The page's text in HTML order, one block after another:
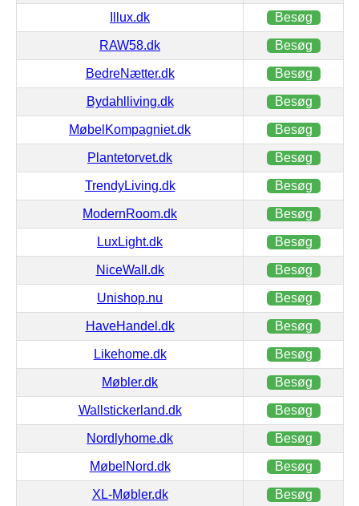
Illux.dk Besøg
RAW58.dk Besøg
BedreNætter.dk Besøg
Bydahlliving.dk Besøg
MøbelKompagniet.dk Besøg
Plantetorvet.dk Besøg
TrendyLiving.dk Besøg
ModernRoom.dk Besøg
LuxLight.dk Besøg
NiceWall.dk Besøg
Unishop.nu Besøg
HaveHandel.dk Besøg
Likehome.dk Besøg
Møbler.dk Besøg
Wallstickerland.dk Besøg
Nordlyhome.dk Besøg
MøbelNord.dk Besøg
XL-Møbler.dk Besøg